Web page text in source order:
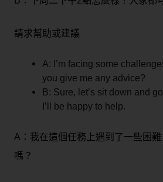
請求幫助或建議
A: I’m facing some
you give me any advice?
B: Sure, let’s sit down and
I’ll be happy to help.
A：我在這個任務上遇到了一些困
嗎？